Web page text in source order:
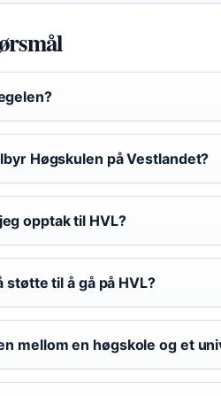
Høgskulen på Vestlandet?
opptak til HVL?
støtte til å gå på HVL?
mellom en høgskole og et